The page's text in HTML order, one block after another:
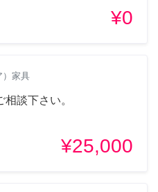
¥0
）家具
談下さい。
¥25,000